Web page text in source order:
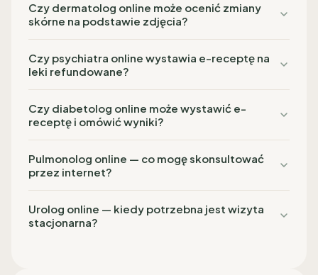
Czy dermatolog online może ocenić zmiany
skórne na podstawie zdjęcia?
Czy psychiatra online wystawia e-receptę na
leki refundowane?
Czy diabetolog online może wystawić e-
receptę i omówić wyniki?
Pulmonolog online — co mogę skonsultować
przez internet?
Urolog online — kiedy potrzebna jest wizyta
stacjonarna?